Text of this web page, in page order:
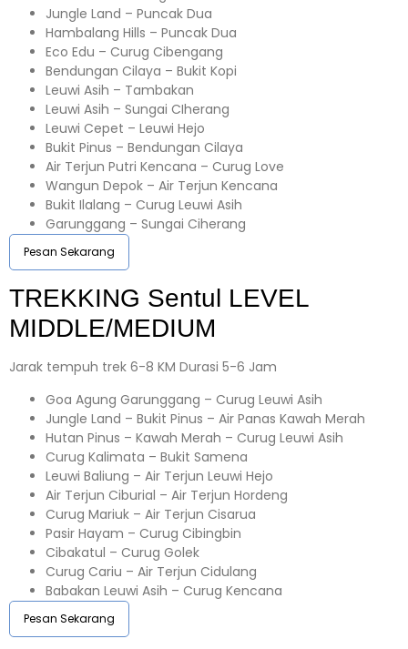
Jungle Land – Puncak Dua
Hambalang Hills – Puncak Dua
Eco Edu – Curug Cibengang
Bendungan Cilaya – Bukit Kopi
Leuwi Asih – Tambakan
Leuwi Asih – Sungai CIherang
Leuwi Cepet – Leuwi Hejo
Bukit Pinus – Bendungan Cilaya
Air Terjun Putri Kencana – Curug Love
Wangun Depok – Air Terjun Kencana
Bukit Ilalang – Curug Leuwi Asih
Garunggang – Sungai Ciherang
Pesan Sekarang
TREKKING Sentul LEVEL
MIDDLE/MEDIUM
Jarak tempuh trek 6-8 KM Durasi 5-6 Jam
Goa Agung Garunggang – Curug Leuwi Asih
Jungle Land – Bukit Pinus – Air Panas Kawah Merah
Hutan Pinus – Kawah Merah – Curug Leuwi Asih
Curug Kalimata – Bukit Samena
Leuwi Baliung – Air Terjun Leuwi Hejo
Air Terjun Ciburial – Air Terjun Hordeng
Curug Mariuk – Air Terjun Cisarua
Pasir Hayam – Curug Cibingbin
Cibakatul – Curug Golek
Curug Cariu – Air Terjun Cidulang
Babakan Leuwi Asih – Curug Kencana
Pesan Sekarang